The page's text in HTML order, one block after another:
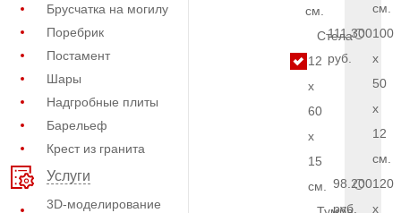
Брусчатка на могилу
Поребрик
Постамент
Шары
Надгробные плиты
Барельеф
Крест из гранита
Услуги
3D-моделирование
см.
Стела
12
x
60
x
15
см.
см.
111.300
руб.
100
x
50
x
12
см.
98.200
руб.
120
x